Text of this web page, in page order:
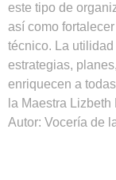
este tipo de
así como
técnico. La
estrategias,
enriquecen a
la Maestra Lizbeth
Autor: Vocería de